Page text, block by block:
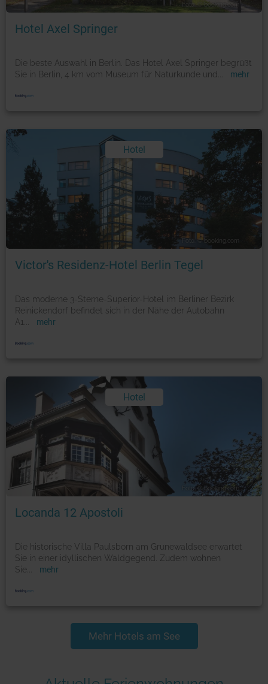
Foto: © booking.com
Hotel Axel Springer
Die beste Auswahl in Berlin. Das Hotel Axel Springer begrüßt
Sie in Berlin, 4 km vom Museum für Naturkunde und
mehr
Hotel
Foto: © booking.com
Victor's Residenz-Hotel Berlin Tegel
Das moderne 3-Sterne-Superior-Hotel im Berliner Bezirk
Reinickendorf befindet sich in der Nähe der Autobahn
A1
mehr
Hotel
Foto: © booking.com
Locanda 12 Apostoli
Die historische Villa Paulsborn am Grunewaldsee erwartet
Sie in einer idyllischen Waldgegend. Zudem wohnen
Sie
mehr
Mehr Hotels am See